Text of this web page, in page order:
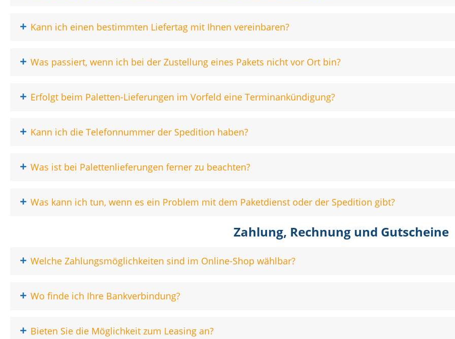
+ Kann ich einen bestimmten Liefertag mit Ihnen vereinbaren?
+ Was passiert, wenn ich bei der Zustellung eines Pakets nicht vor Ort bin?
+ Erfolgt beim Paletten-Lieferungen im Vorfeld eine Terminankündigung?
+ Kann ich die Telefonnummer der Spedition haben?
+ Was ist bei Palettenlieferungen ferner zu beachten?
+ Was kann ich tun, wenn es ein Problem mit dem Paketdienst oder der Spedition gibt?
Zahlung, Rechnung und Gutscheine
+ Welche Zahlungsmöglichkeiten sind im Online-Shop wählbar?
+ Wo finde ich Ihre Bankverbindung?
+ Bieten Sie die Möglichkeit zum Leasing an?